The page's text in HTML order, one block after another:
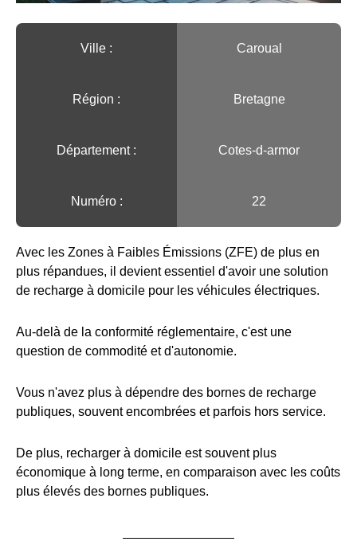
Ville :️ Caroual
Région :️ Bretagne
Département : Cotes-d-armor
Numéro : 22
Avec les Zones à Faibles Émissions (ZFE) de plus en
plus répandues, il devient essentiel d'avoir une solution
de recharge à domicile pour les véhicules électriques.
Au-delà de la conformité réglementaire, c'est une
question de commodité et d'autonomie.
Vous n'avez plus à dépendre des bornes de recharge
publiques, souvent encombrées et parfois hors service.
De plus, recharger à domicile est souvent plus
économique à long terme, en comparaison avec les coûts
plus élevés des bornes publiques.